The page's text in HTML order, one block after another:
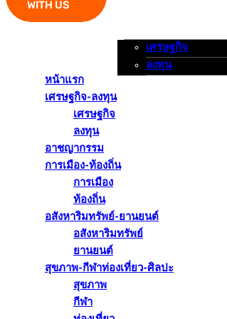
WITH US
เศรษฐกิจ-ลงทุน
เศรษฐกิจ
ลงทุน
หน้าแรก
เศรษฐกิจ-ลงทุน
เศรษฐกิจ
ลงทุน
อาชญากรรม
การเมือง-ท้องถิ่น
การเมือง
ท้องถิ่น
อสังหาริมทรัพย์-ยานยนต์
อสังหาริมทรัพย์
ยานยนต์
สุขภาพ-กีฬาท่องเที่ยว-ศิลปะ
สุขภาพ
กีฬา